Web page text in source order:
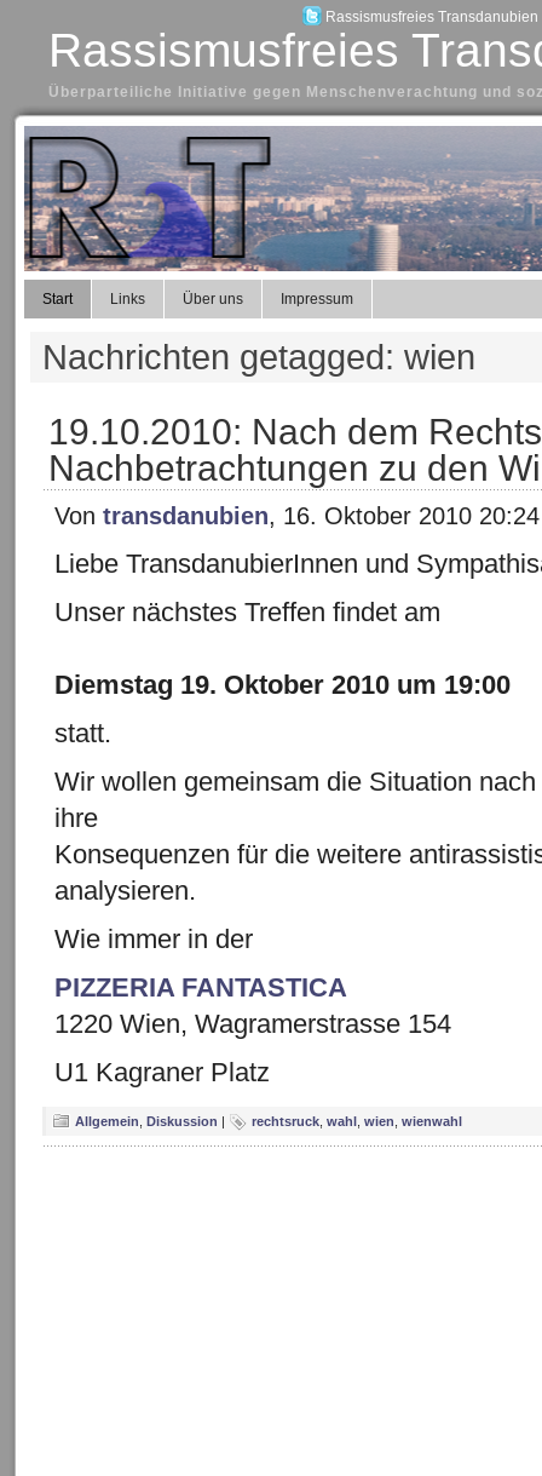
Rassismusfreies Transdanubien
Rassismusfreies
Überparteiliche Initiative gegen Menschenverachtung und
Start Links Über uns Impressum
Nachrichten getagged: wien
19.10.2010: Nach dem
Nachbetrachtungen zu den
Von transdanubien, 16. Oktober 2010 20:24
Liebe TransdanubierInnen und
Unser nächstes Treffen findet am
Diemstag 19. Oktober 2010 um 19:00
statt.
Wir wollen gemeinsam die Situation
ihre
Konsequenzen für die weitere
analysieren.
Wie immer in der
PIZZERIA FANTASTICA
1220 Wien, Wagramerstrasse 154
U1 Kagraner Platz
Allgemein Diskussion | rechtsruck wahl wien wienwahl